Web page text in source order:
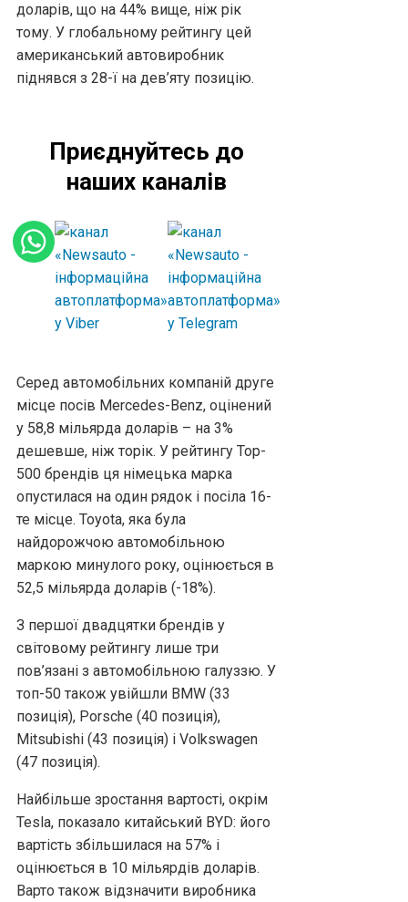
доларів, що на 44% вище, ніж рік
тому. У глобальному рейтингу цей
американський автовиробник
піднявся з 28-ї на дев’яту позицію.
Приєднуйтесь до
наших каналів
Серед автомобільних компаній друге
місце посів Mercedes-Benz, оцінений
у 58,8 мільярда доларів – на 3%
дешевше, ніж торік. У рейтингу Top-
500 брендів ця німецька марка
опустилася на один рядок і посіла 16-
те місце. Toyota, яка була
найдорожчою автомобільною
маркою минулого року, оцінюється в
52,5 мільярда доларів (-18%).
З першої двадцятки брендів у
світовому рейтингу лише три
пов’язані з автомобільною галуззю. У
топ-50 також увійшли BMW (33
позиція), Porsche (40 позиція),
Mitsubishi (43 позиція) і Volkswagen
(47 позиція).
Найбільше зростання вартості, окрім
Tesla, показало китайський BYD: його
вартість збільшилася на 57% і
оцінюється в 10 мільярдів доларів.
Варто також відзначити виробника